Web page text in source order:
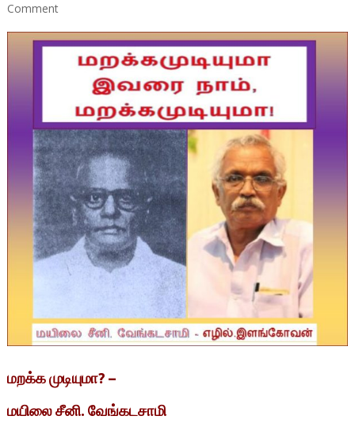
Comment
மறக்க முடியுமா? –
மயிலை சீனி. வேங்கடசாமி